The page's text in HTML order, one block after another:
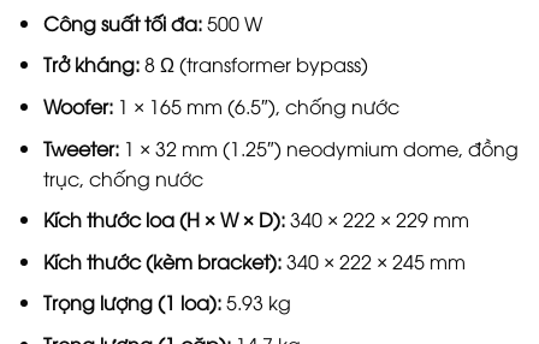
Công suất tối đa:500 W
Trở kháng:8 Ω (transformer bypass)
Woofer:1 × 165 mm (6.5″), chống nước
Tweeter:1 × 32 mm (1.25″) neodymium dome, đồng
trục, chống nước
Kích thước loa (H × W × D):340 × 222 × 229 mm
Kích thước (kèm bracket):340 × 222 × 245 mm
Trọng lượng (1 loa):5.93 kg